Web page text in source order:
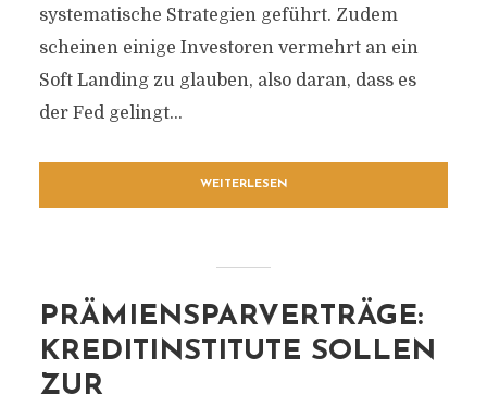
systematische Strategien geführt. Zudem
scheinen einige Investoren vermehrt an ein
Soft Landing zu glauben, also daran, dass es
der Fed gelingt...
WEITERLESEN
PRÄMIENSPARVERTRÄGE:
KREDITINSTITUTE SOLLEN
ZUR